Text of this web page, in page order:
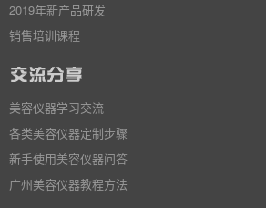
2019年新产品研发
销售培训课程
美容仪器学习交流
各类美容仪器定制步骤
新手使用美容仪器问答
广州美容仪器教程方法